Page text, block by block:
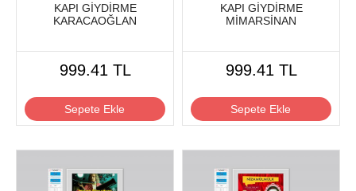
KAPI GİYDİRME
KARACAOĞLAN
999.41 TL
Sepete Ekle
KAPI GİYDİRME
MİMARSİNAN
999.41 TL
Sepete Ekle